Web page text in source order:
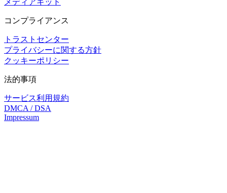
コンプライアンス
トラストセンター
プライバシーに関する方針
クッキーポリシー
法的事項
サービス利用規約
DMCA / DSA
Impressum